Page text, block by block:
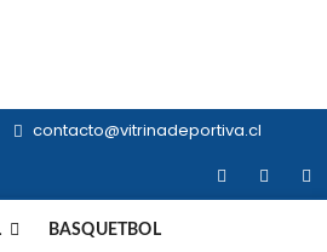
contacto@vitrinadeportiva.cl
facebooktwitter
BASQUETBOL